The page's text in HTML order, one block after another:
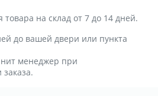
товара на склад от 7 до 14 дней.
до вашей двери или пункта
менеджер при